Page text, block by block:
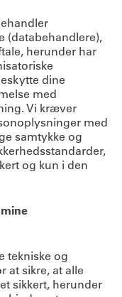
(databehandlere),
herunder har
dine
med
Vi kræver
med
samtykke og
og kun i den
tekniske og
at sikre, at alle
sikkert, herunder